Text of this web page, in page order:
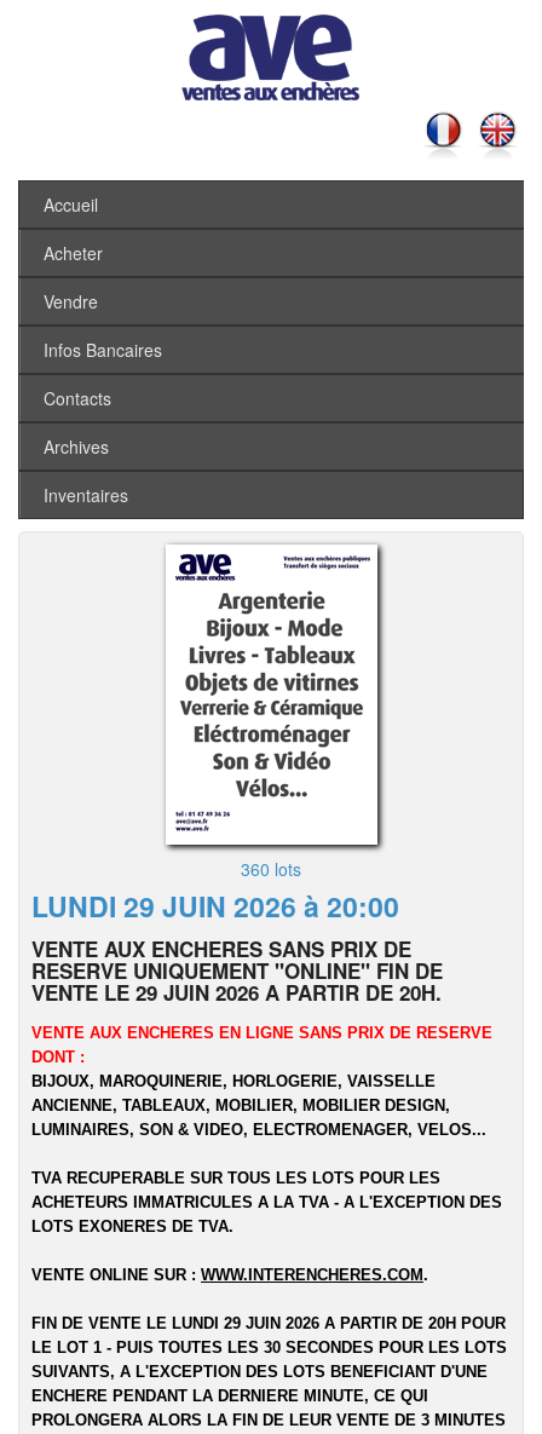
Accueil
Acheter
Vendre
Infos Bancaires
Contacts
Archives
Inventaires
360 lots
LUNDI 29 JUIN 2026 à 20:00
VENTE AUX ENCHERES SANS PRIX DE
RESERVE UNIQUEMENT "ONLINE" FIN DE
VENTE LE 29 JUIN 2026 A PARTIR DE 20H.
VENTE AUX ENCHERES EN LIGNE SANS PRIX DE RESERVE
DONT :
BIJOUX, MAROQUINERIE, HORLOGERIE, VAISSELLE
ANCIENNE, TABLEAUX, MOBILIER, MOBILIER DESIGN,
LUMINAIRES, SON & VIDEO, ELECTROMENAGER, VELOS...
TVA RECUPERABLE SUR TOUS LES LOTS POUR LES
ACHETEURS IMMATRICULES A LA TVA - A L'EXCEPTION DES
LOTS EXONERES DE TVA.
VENTE ONLINE SUR : WWW.INTERENCHERES.COM.
FIN DE VENTE LE LUNDI 29 JUIN 2026 A PARTIR DE 20H POUR
LE LOT 1 - PUIS TOUTES LES 30 SECONDES POUR LES LOTS
SUIVANTS, A L'EXCEPTION DES LOTS BENEFICIANT D'UNE
ENCHERE PENDANT LA DERNIERE MINUTE, CE QUI
PROLONGERA ALORS LA FIN DE LEUR VENTE DE 3 MINUTES